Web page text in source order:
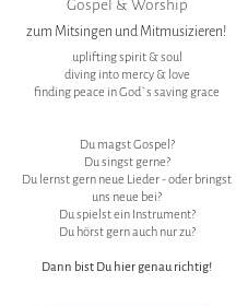
Gospel & Worship
zum Mitsingen und Mitmusizieren!
uplifting spirit & soul
diving into mercy & love
finding peace in God`s saving grace
Du magst Gospel?
Du singst gerne?
Du lernst gern neue Lieder - oder bringst
uns neue bei?
Du spielst ein Instrument?
Du hörst gern auch nur zu?
Dann bist Du hier genau richtig!